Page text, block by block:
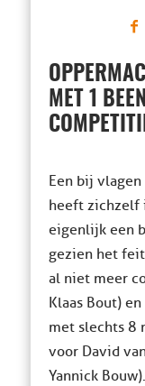
MET 1
Een bij
heeft zichzelf
eigenlijk een
gezien het
al niet meer
Klaas Bout)
met slechts 8
voor David
Yannick